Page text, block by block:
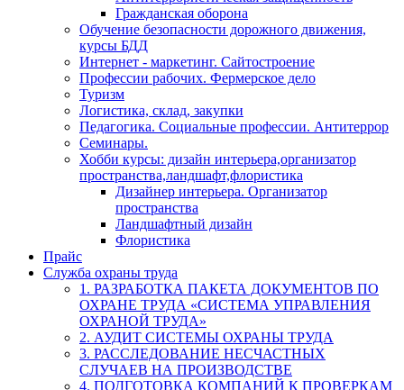
Гражданская оборона
Обучение безопасности дорожного движения,
курсы БДД
Интернет - маркетинг. Сайтостроение
Профессии рабочих. Фермерское дело
Туризм
Логистика, склад, закупки
Педагогика. Социальные профессии. Антитеррор
Семинары.
Хобби курсы: дизайн интерьера,организатор
пространства,ландшафт,флористика
Дизайнер интерьера. Организатор
пространства
Ландшафтный дизайн
Флористика
Прайс
Служба охраны труда
1. РАЗРАБОТКА ПАКЕТА ДОКУМЕНТОВ ПО
ОХРАНЕ ТРУДА «СИСТЕМА УПРАВЛЕНИЯ
ОХРАНОЙ ТРУДА»
2. АУДИТ СИСТЕМЫ ОХРАНЫ ТРУДА
3. РАССЛЕДОВАНИЕ НЕСЧАСТНЫХ
СЛУЧАЕВ НА ПРОИЗВОДСТВЕ
4. ПОДГОТОВКА КОМПАНИЙ К ПРОВЕРКАМ